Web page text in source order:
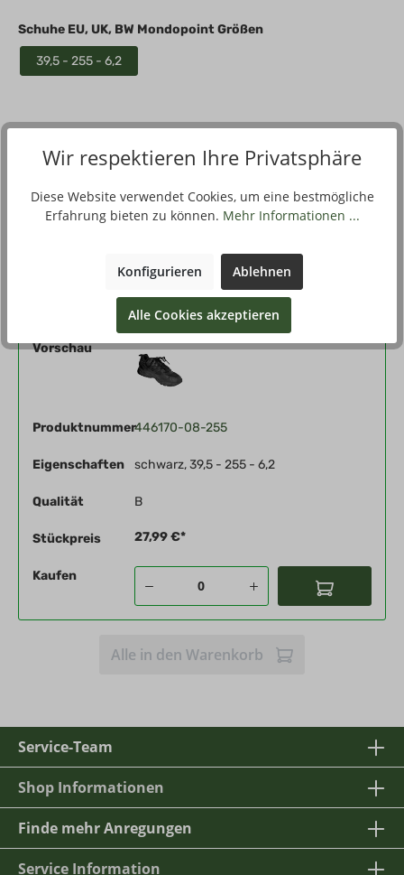
Schuhe EU, UK, BW Mondopoint Größen
39,5 - 255 - 6,2
Beschreibung
Erleuchtung und haben Geländesportschuhe von Adidas
beschafft. Sie… Mehr
Filter
Vorschau
Produktnummer446170-08-255
Eigenschaften schwarz, 39,5 - 255 - 6,2
Qualität B
Stückpreis 27,99 €*
Kaufen
Alle in den Warenkorb
Service-Team
Shop Informationen
Finde mehr Anregungen
Service Information
Wir respektieren Ihre Privatsphäre
Diese Website verwendet Cookies, um eine bestmögliche
Erfahrung bieten zu können. Mehr Informationen ...
Konfigurieren Ablehnen
Alle Cookies akzeptieren